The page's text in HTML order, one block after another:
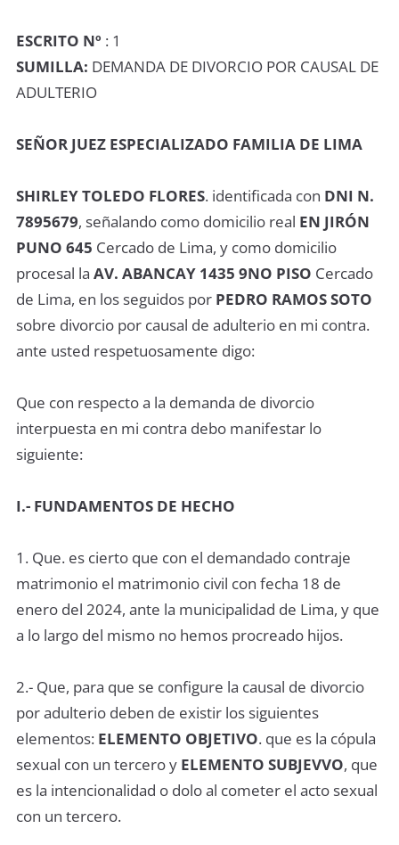
ESCRITO Nº : 1
SUMILLA: DEMANDA DE DIVORCIO POR CAUSAL DE
ADULTERIO
SEÑOR JUEZ ESPECIALIZADO FAMILIA DE LIMA
SHIRLEY TOLEDO FLORES. identificada con DNI N.
7895679, señalando como domicilio real EN JIRÓN
PUNO 645 Cercado de Lima, y como domicilio
procesal la AV. ABANCAY 1435 9NO PISO Cercado
de Lima, en los seguidos por PEDRO RAMOS SOTO
sobre divorcio por causal de adulterio en mi contra.
ante usted respetuosamente digo:
Que con respecto a la demanda de divorcio
interpuesta en mi contra debo manifestar lo
siguiente:
I.- FUNDAMENTOS DE HECHO
1. Que. es cierto que con el demandado contraje
matrimonio el matrimonio civil con fecha 18 de
enero del 2024, ante la municipalidad de Lima, y que
a lo largo del mismo no hemos procreado hijos.
2.- Que, para que se configure la causal de divorcio
por adulterio deben de existir los siguientes
elementos: ELEMENTO OBJETIVO. que es la cópula
sexual con un tercero y ELEMENTO SUBJEVVO, que
es la intencionalidad o dolo al cometer el acto sexual
con un tercero.